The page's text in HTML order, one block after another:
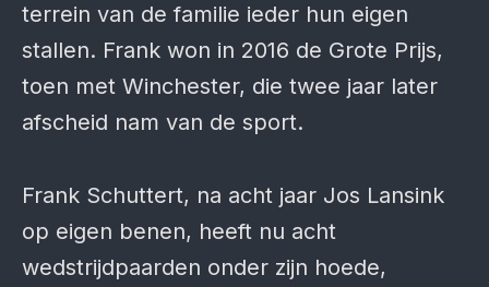
terrein van de familie ieder hun eigen
stallen. Frank won in 2016 de Grote Prijs,
toen met Winchester, die twee jaar later
afscheid nam van de sport.
Frank Schuttert, na acht jaar Jos Lansink
op eigen benen, heeft nu acht
wedstrijdpaarden onder zijn hoede,